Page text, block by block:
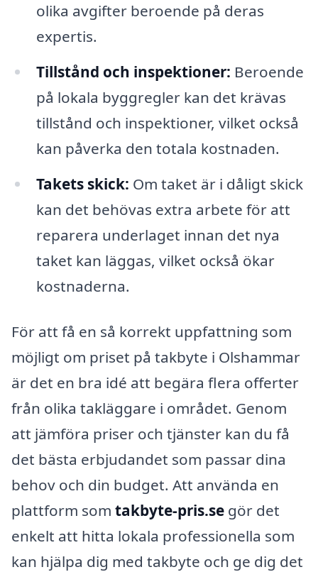
olika avgifter beroende på deras
expertis.
Tillstånd och inspektioner: Beroende
på lokala byggregler kan det krävas
tillstånd och inspektioner, vilket också
kan påverka den totala kostnaden.
Takets skick: Om taket är i dåligt skick
kan det behövas extra arbete för att
reparera underlaget innan det nya
taket kan läggas, vilket också ökar
kostnaderna.
För att få en så korrekt uppfattning som
möjligt om priset på takbyte i Olshammar
är det en bra idé att begära flera offerter
från olika takläggare i området. Genom
att jämföra priser och tjänster kan du få
det bästa erbjudandet som passar dina
behov och din budget. Att använda en
plattform som takbyte-pris.se gör det
enkelt att hitta lokala professionella som
kan hjälpa dig med takbyte och ge dig det